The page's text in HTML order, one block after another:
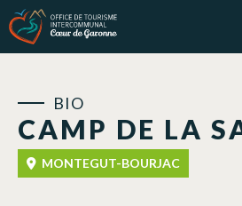
CAMP DE LA
BIO
MONTEGUT-BOURJAC
Panneau de gestion des cookies